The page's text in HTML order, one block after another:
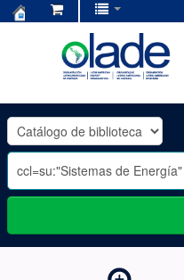
OLADE
-